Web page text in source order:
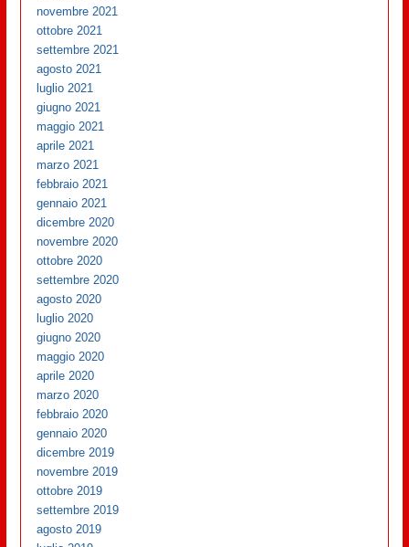
novembre 2021
ottobre 2021
settembre 2021
agosto 2021
luglio 2021
giugno 2021
maggio 2021
aprile 2021
marzo 2021
febbraio 2021
gennaio 2021
dicembre 2020
novembre 2020
ottobre 2020
settembre 2020
agosto 2020
luglio 2020
giugno 2020
maggio 2020
aprile 2020
marzo 2020
febbraio 2020
gennaio 2020
dicembre 2019
novembre 2019
ottobre 2019
settembre 2019
agosto 2019